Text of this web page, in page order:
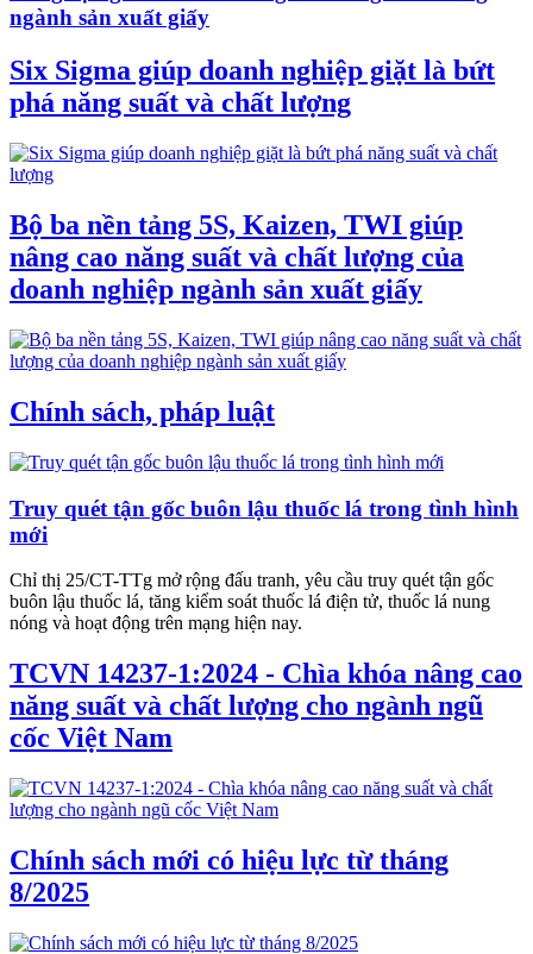
ngành sản xuất giấy
Six Sigma giúp doanh nghiệp giặt là bứt
phá năng suất và chất lượng
Bộ ba nền tảng 5S, Kaizen, TWI giúp
nâng cao năng suất và chất lượng của
doanh nghiệp ngành sản xuất giấy
Chính sách, pháp luật
Truy quét tận gốc buôn lậu thuốc lá trong tình hình
mới
Chỉ thị 25/CT-TTg mở rộng đấu tranh, yêu cầu truy quét tận gốc
buôn lậu thuốc lá, tăng kiểm soát thuốc lá điện tử, thuốc lá nung
nóng và hoạt động trên mạng hiện nay.
TCVN 14237-1:2024 - Chìa khóa nâng cao
năng suất và chất lượng cho ngành ngũ
cốc Việt Nam
Chính sách mới có hiệu lực từ tháng
8/2025